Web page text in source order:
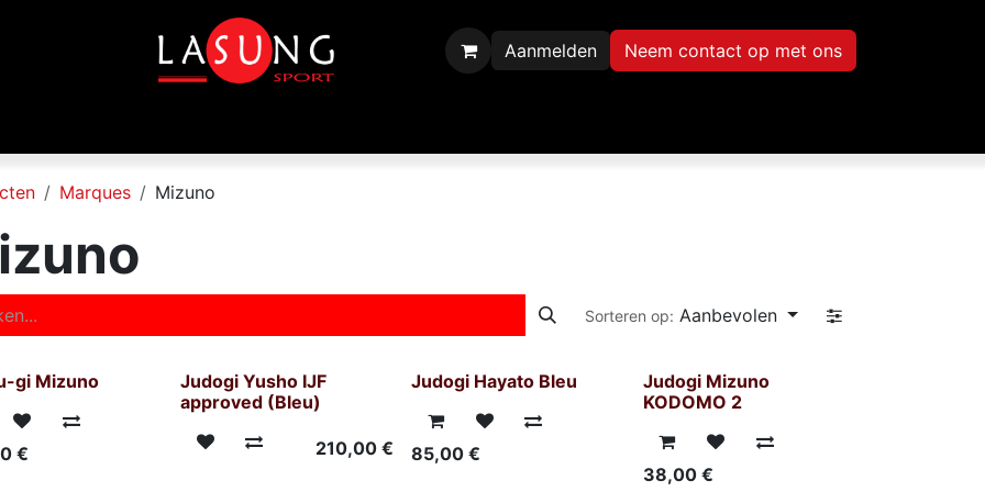
Aanmelden Neem contact op met ons
Marques Mizuno
Sorteren op: Aanbevolen
gi Mizuno
€
Judogi Yusho IJF
approved (Bleu)
210,00 €
Judogi Hayato Bleu
85,00 €
Judogi Mizuno
KODOMO 2
38,00€